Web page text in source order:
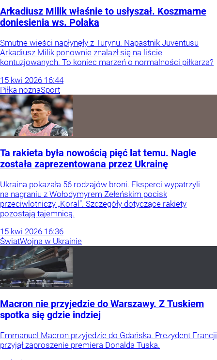
Arkadiusz Milik właśnie to usłyszał. Koszmarne
doniesienia ws. Polaka
Smutne wieści napłynęły z Turynu. Napastnik Juventusu
Arkadiusz Milik ponownie znalazł się na liście
kontuzjowanych. To koniec marzeń o normalności piłkarza?
15 kwi 2026 16:44
Piłka nożnaSport
Ta rakieta była nowością pięć lat temu. Nagle
została zaprezentowana przez Ukrainę
Ukraina pokazała 56 rodzajów broni. Eksperci wypatrzyli
na nagraniu z Wołodymyrem Zełeńskim pocisk
przeciwlotniczy „Koral”. Szczegóły dotyczące rakiety
pozostają tajemnicą.
15 kwi 2026 16:36
ŚwiatWojna w Ukrainie
Macron nie przyjedzie do Warszawy. Z Tuskiem
spotka się gdzie indziej
Emmanuel Macron przyjedzie do Gdańska. Prezydent Francji
przyjął zaproszenie premiera Donalda Tuska.